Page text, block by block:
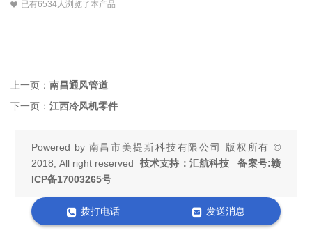
已有6534人浏览了本产品
上一页： 南昌通风管道
下一页： 江西冷风机零件
Powered by 南昌市美提斯科技有限公司
版权所有 ©
2018, All right reserved 技术支持：汇航科技 备案号:赣
ICP备17003265号
拨打电话 发送消息